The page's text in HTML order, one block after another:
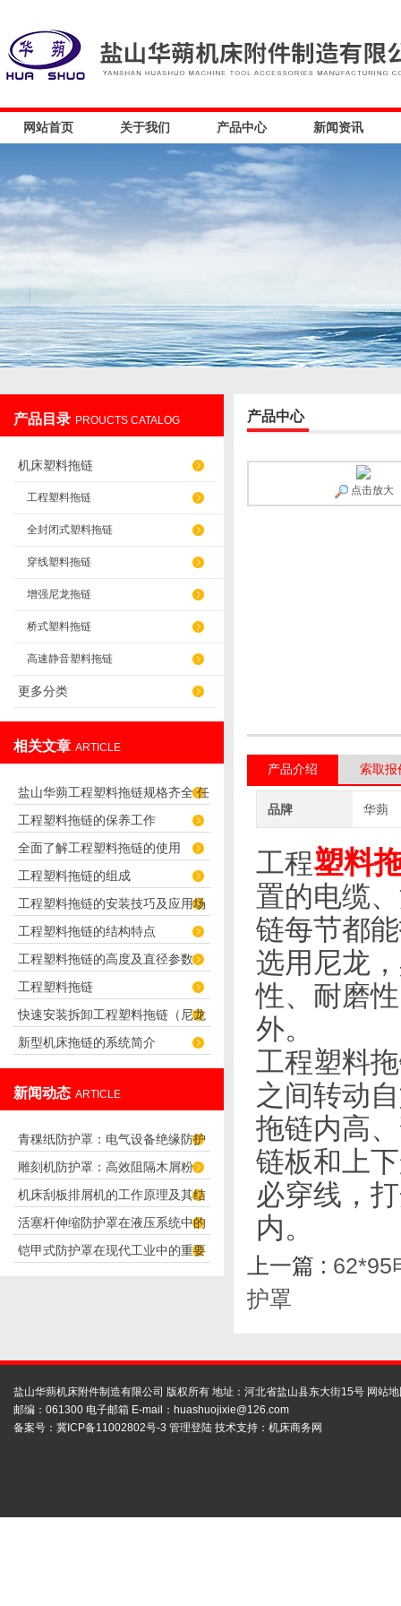
网站首页 关于我们 产品中心 新闻资讯
产品目录 PROUCTS CATALOG
机床塑料拖链
工程塑料拖链
全封闭式塑料拖链
穿线塑料拖链
增强尼龙拖链
桥式塑料拖链
高速静音塑料拖链
更多分类
相关文章 ARTICLE
盐山华蒴工程塑料拖链规格齐全 任
君选择！
工程塑料拖链的保养工作
全面了解工程塑料拖链的使用
工程塑料拖链的组成
工程塑料拖链的安装技巧及应用场
合
工程塑料拖链的结构特点
工程塑料拖链的高度及直径参数
工程塑料拖链
快速安装拆卸工程塑料拖链（尼龙
拖链）的技巧
新型机床拖链的系统简介
新闻动态 ARTICLE
青稞纸防护罩：电气设备绝缘防护
专用方案
雕刻机防护罩：高效阻隔木屑粉
尘，守护设备精度与安全
机床刮板排屑机的工作原理及其结
构分析
活塞杆伸缩防护罩在液压系统中的
应用
铠甲式防护罩在现代工业中的重要
产品中心
点击放大
产品介绍 索取报
品牌 华蒴
工程塑料
置的电缆
链每节都
选用尼龙
性、耐磨
外。
工程塑料
之间转动
拖链内高
链板和上
必穿线，
内。
上一篇 : 62*95
护罩
盐山华蒴机床附件制造有限公司 版权所有 地址：河北省盐山县东大街15号 网站
邮编：061300 电子邮箱 E-mail： huashuojixie@126.com
备案号： 冀ICP备11002802号-3 管理登陆 技术支持： 机床商务网